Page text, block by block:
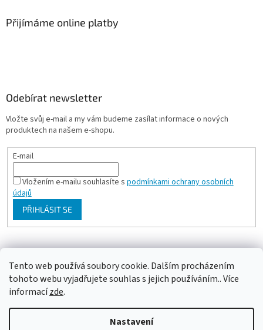
Tento web používá soubory cookie. Dalším procházením
tohoto webu vyjadřujete souhlas s jejich používáním.. Více
informacízde.
Nastavení
Přijímáme online platby
Odebírat newsletter
Vložte svůj e-mail a my vám budeme zasílat informace o nových
produktech na našem e-shopu.
E-mail
Vložením e-mailu souhlasíte s podmínkami ochrany osobních
údajů
PŘIHLÁSIT SE